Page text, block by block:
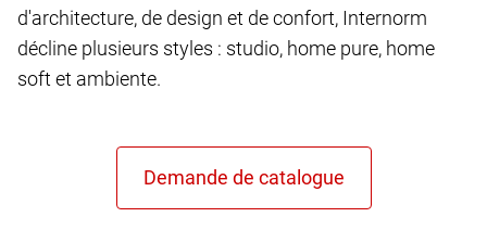
d'architecture, de design et de confort, Internorm
décline plusieurs styles : studio, home pure, home
soft et ambiente.